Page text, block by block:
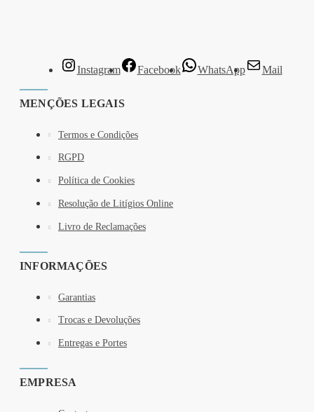
Instagram Facebook WhatsApp Mail
MENÇÕES LEGAIS
Termos e Condições
RGPD
Política de Cookies
Resolução de Litígios Online
Livro de Reclamações
INFORMAÇÕES
Garantias
Trocas e Devoluções
Entregas e Portes
EMPRESA